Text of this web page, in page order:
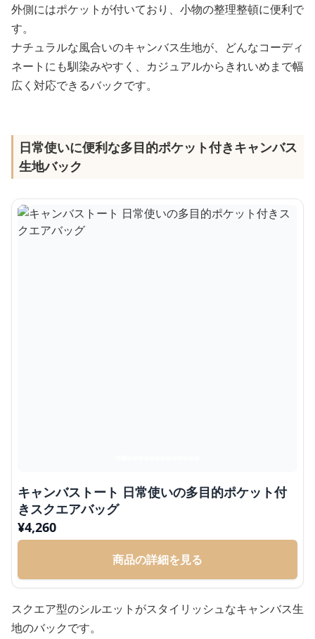
外側にはポケットが付いており、小物の整理整頓に便利で
す。
ナチュラルな風合いのキャンバス生地が、どんなコーディ
ネートにも馴染みやすく、カジュアルからきれいめまで幅
広く対応できるバックです。
日常使いに便利な多目的ポケット付きキャンバス
生地バック
キャンバストート 日常使いの多目的ポケット付
きスクエアバッグ
¥4,260
商品の詳細を見る
スクエア型のシルエットがスタイリッシュなキャンバス生
地のバックです。